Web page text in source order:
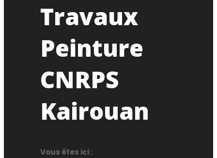
Travaux
Peinture
CNRPS
Kairouan
Vous êtes ici :